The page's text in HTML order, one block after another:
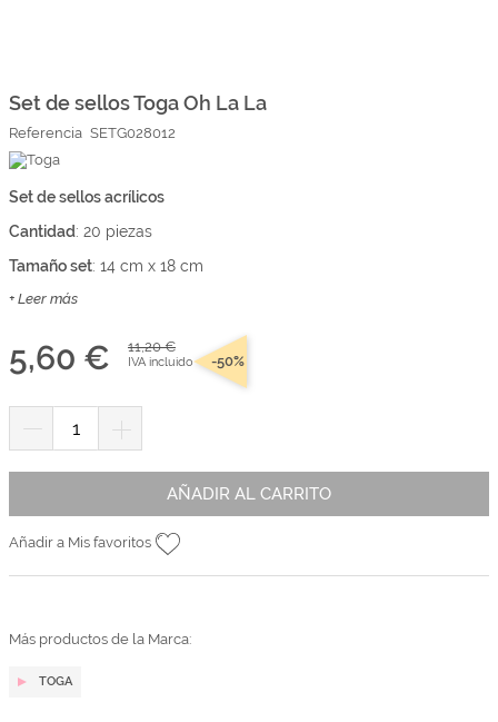
Top Ventas
comienzo
la
galería
de
imágenes
Set de sellos Toga Oh La La
Referencia SETG028012
Set de sellos acrílicos
Cantidad: 20 piezas
Tamaño set: 14 cm x 18 cm
+ Leer más
5,60 € 11,20 €
IVA incluido -50%
AÑADIR AL CARRITO
Añadir a Mis favoritos
Más productos de la Marca:
TOGA